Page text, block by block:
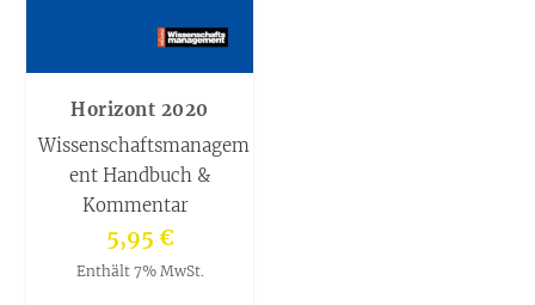
Horizont 2020
Wissenschaftsmanagem
ent Handbuch &
Kommentar
5,95 €
Enthält 7% MwSt.